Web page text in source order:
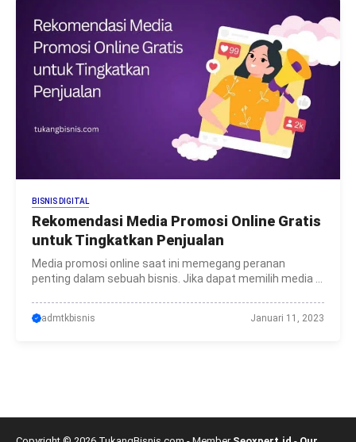
BISNIS DIGITAL
Rekomendasi Media Promosi Online Gratis
untuk Tingkatkan Penjualan
Media promosi online saat ini memegang peranan
penting dalam sebuah bisnis. Jika dapat memilih media ...
admtkbisnis Januari 11, 2023